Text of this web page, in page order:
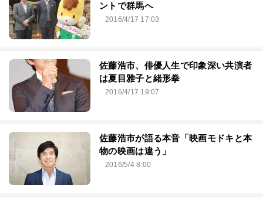
ントで群馬へ
2016/4/17 17:03
佐藤浩市、俳優人生で印象深い共演者
は夏目雅子と緒形拳
2016/4/17 19:07
佐藤浩市が語る本音「映画モドキと本
物の映画は違う」
2016/5/4 8:00